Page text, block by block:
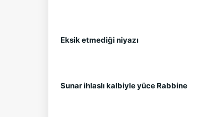
Eksik etmediği niyazı
Sunar ihlaslı kalbiyle yüce Rabbine